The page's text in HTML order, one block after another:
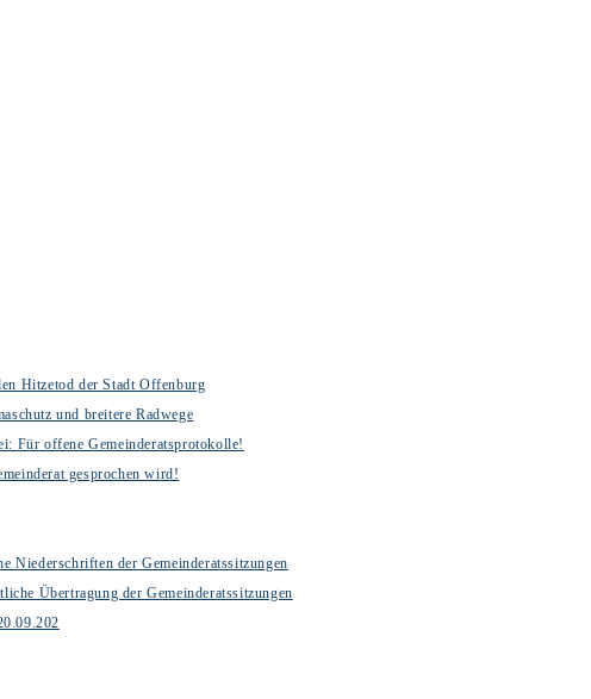
Hitzetod der Stadt Offenburg
und breitere Radwege
Für offene Gemeinderatsprotokolle!
gesprochen wird!
Niederschriften der Gemeinderatssitzungen
Übertragung der Gemeinderatssitzungen